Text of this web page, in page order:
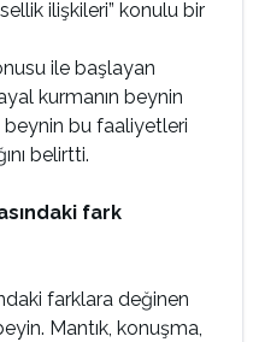
ilişkileri” konulu bir
ile başlayan
kurmanın beynin
bu faaliyetleri
belirtti.
fark
farklara değinen
Mantık, konuşma,